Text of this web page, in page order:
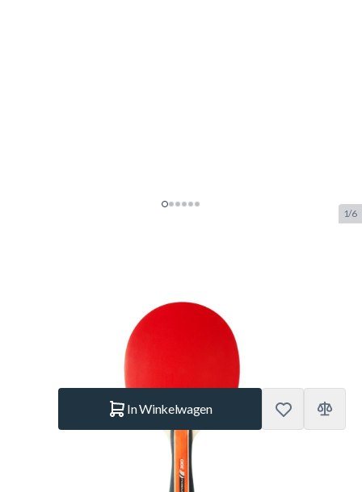
1/6
Merk: Cornilleau
In Winkelwagen